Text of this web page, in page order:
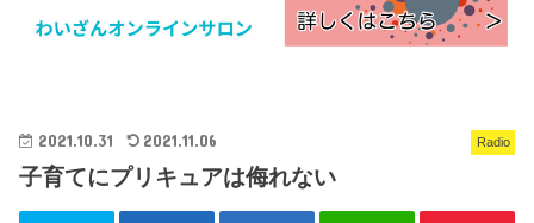
Radio
2021.10.31 2021.11.06
子育てにプリキュアは侮れない